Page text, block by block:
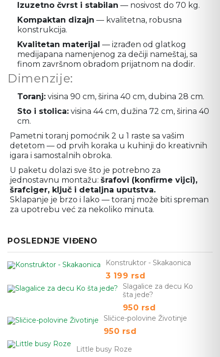
Izuzetno čvrst i stabilan — nosivost do 70 kg.
Kompaktan dizajn — kvalitetna, robusna
konstrukcija.
Kvalitetan materijal — izrađen od glatkog
medijapana namenjenog za dečiji nameštaj, sa
finom završnom obradom prijatnom na dodir.
Dimenzije:
Toranj: visina 90 cm, širina 40 cm, dubina 28 cm.
Sto i stolica: visina 44 cm, dužina 72 cm, širina 40
cm.
Pametni toranj pomoćnik 2 u 1 raste sa vašim
detetom — od prvih koraka u kuhinji do kreativnih
igara i samostalnih obroka.
U paketu dolazi sve što je potrebno za
jednostavnu montažu: šrafovi (konfirme vijci),
šrafciger, ključ i detaljna uputstva.
Sklapanje je brzo i lako — toranj može biti spreman
za upotrebu već za nekoliko minuta.
POSLEDNJE VIĐENO
Konstruktor - Skakaonica
3 199 rsd
Slagalice za decu Ko
šta jede?
950 rsd
Sličice-polovine Životinje
950 rsd
Little busy Roze